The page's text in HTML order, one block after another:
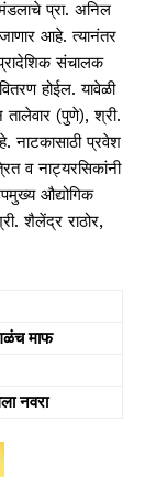
प्रा. अनिल
आहे. त्यानंतर
संचालक
होईल. यावेळी
(पुणे), श्री.
नाटकासाठी प्रवेश
व नाट्यरसिकांनी
औद्योगिक
शैलेंद्र राठोर,
माफ
नवरा